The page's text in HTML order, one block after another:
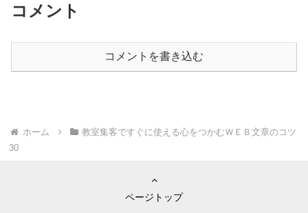
コメント
コメントを書き込む
ホーム
教室集客ですぐに使える心をつかむＷＥＢ文章のコツ
30
ページトップ